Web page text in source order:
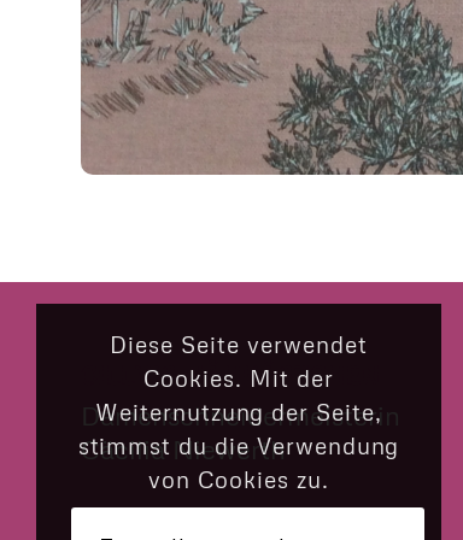
CILLY’S NÄHKÄSTCHEN
Damenschneidermeisterin
Cäcilia Niewerth
Diese Seite verwendet
Cookies. Mit der
Weiternutzung der Seite,
stimmst du die Verwendung
von Cookies zu.